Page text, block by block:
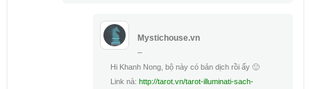
Mystichouse.vn
–
Hi Khanh Nong, bộ này có bản dịch rồi ấy 🙂
Link nà: http://tarot.vn/tarot-illuminati-sach-